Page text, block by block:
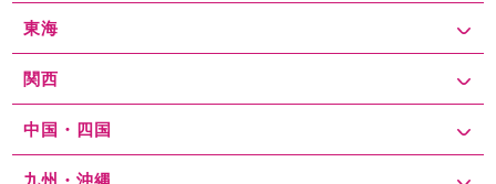
東海
関西
中国・四国